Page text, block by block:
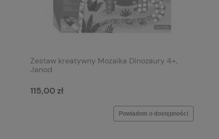
Zestaw kreatywny Mozaika Dinozaury 4+,
Janod
115,00 zł
Powiadom o dostępności